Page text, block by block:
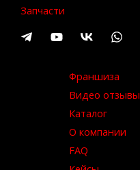
Запчасти
Франшиза
Видео отзывы
Каталог
О компании
FAQ